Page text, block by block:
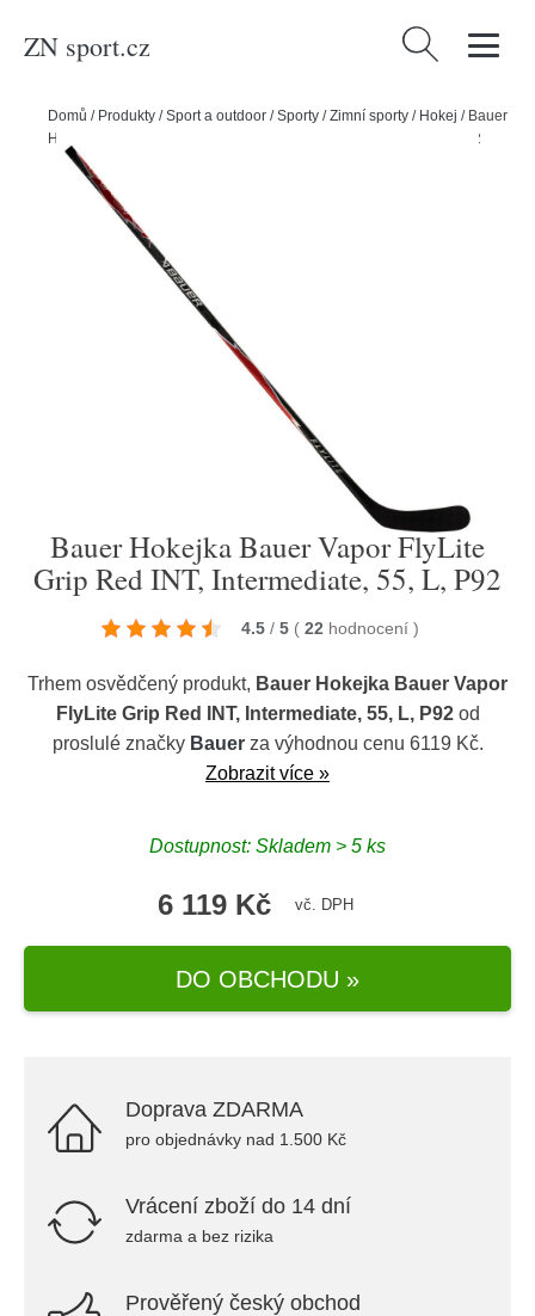
ZN sport.cz Vyhledávání
Domů / Produkty /Sport a outdoor /Sporty /Zimní sporty / Hokej / Bauer
Hokejka Bauer Vapor FlyLite Grip Red INT, Intermediate, 55, L, P92
Bauer Hokejka Bauer Vapor FlyLite
Grip Red INT, Intermediate, 55, L, P92
4.5 / 5 ( 22 hodnocení )
Trhem osvědčený produkt, Bauer Hokejka Bauer Vapor
FlyLite Grip Red INT, Intermediate, 55, L, P92od
proslulé značky Bauerza výhodnou cenu 6119 Kč.
Zobrazit více »
Dostupnost: Skladem > 5 ks
6 119 Kč vč. DPH
DO OBCHODU »
Doprava ZDARMA
pro objednávky nad 1.500 Kč
Vrácení zboží do 14 dní
zdarma a bez rizika
Prověřený český obchod